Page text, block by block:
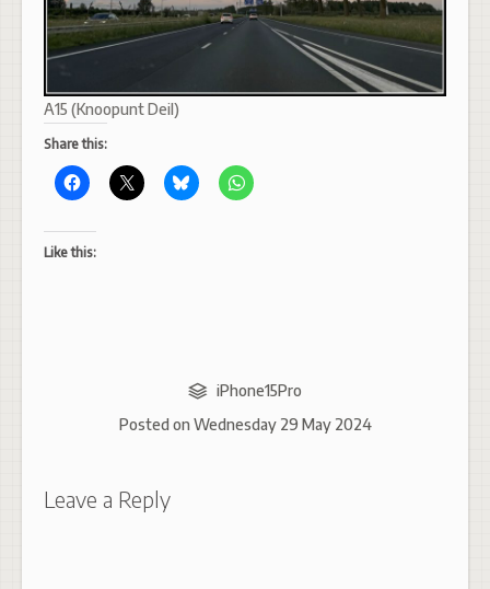
A15 (Knoopunt Deil)
Share this:
Like this:
iPhone15Pro
Posted on Wednesday 29 May 2024
Leave a Reply